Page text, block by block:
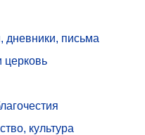
дневники, письма
церковь
культура